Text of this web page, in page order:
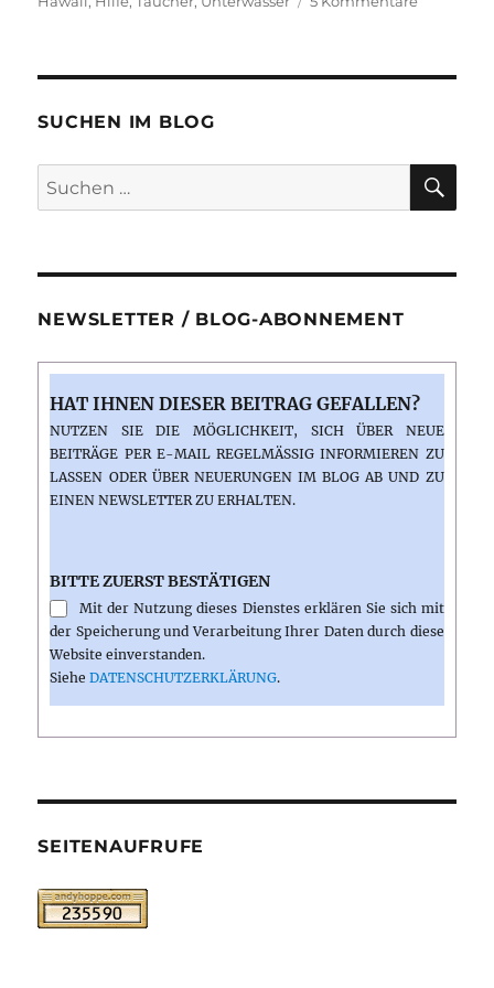
SUCHEN IM BLOG
Suchen
nach:
NEWSLETTER / BLOG-ABONNEMENT
HAT IHNEN DIESER BEITRAG GEFALLEN?
NUTZEN SIE DIE MÖGLICHKEIT, SICH ÜBER NEUE
BEITRÄGE PER E-MAIL REGELMÄSSIG INFORMIEREN ZU L
ASSEN ODER ÜBER NEUERUNGEN IM BLOG AB UND ZU E
INEN NEWSLETTER ZU ERHALTEN.
BITTE ZUERST BESTÄTIGEN
Mit der Nutzung dieses Dienstes erklären Sie sich mit
der Speicherung und Verarbeitung Ihrer Daten durch diese
Website einverstanden.
SieheDATENSCHUTZERKLÄRUNG.
SEITENAUFRUFE